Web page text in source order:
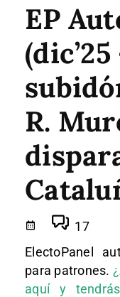
EP
R.
17
ElectoPanel
para patrones.
aquí y